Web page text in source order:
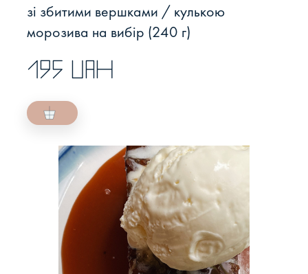
зі збитими вершками / кулькою
морозива на вибір (240 г)
195 UAH